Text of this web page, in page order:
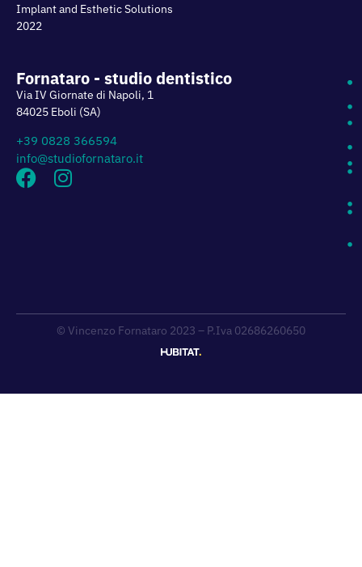
Implant and Esthetic Solutions
2022
Fornataro - studio dentistico
Via IV Giornate di Napoli, 1
84025 Eboli (SA)
+39 0828 366594
info@studiofornataro.it
© Vincenzo Fornataro 2023 – P.Iva 02686260650